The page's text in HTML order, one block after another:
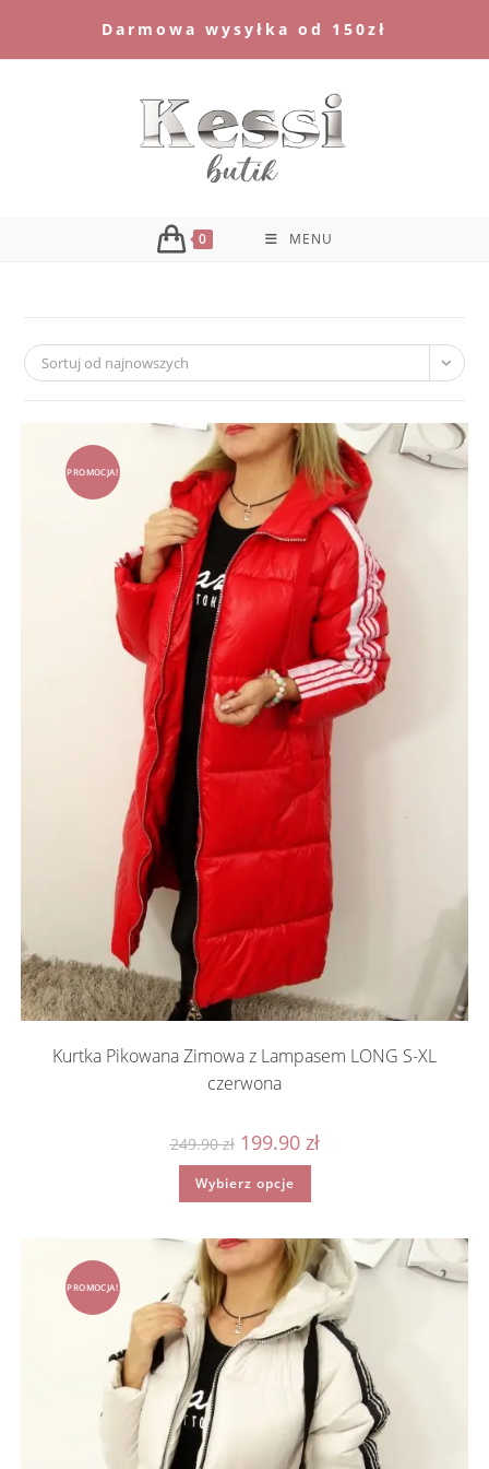
Darmowa wysyłka od 150zł
0 MENU
Sortuj od najnowszych
PROMOCJA!
Kurtka Pikowana Zimowa z Lampasem LONG S-XL
czerwona
249.90zł Pierwotna
cena
wynosiła:
249.90 zł.
199.90 złAktualna
Wybierz opcje
Ten
ma
Opcje
można
wybrać
na
stronie
produktu
PROMOCJA!